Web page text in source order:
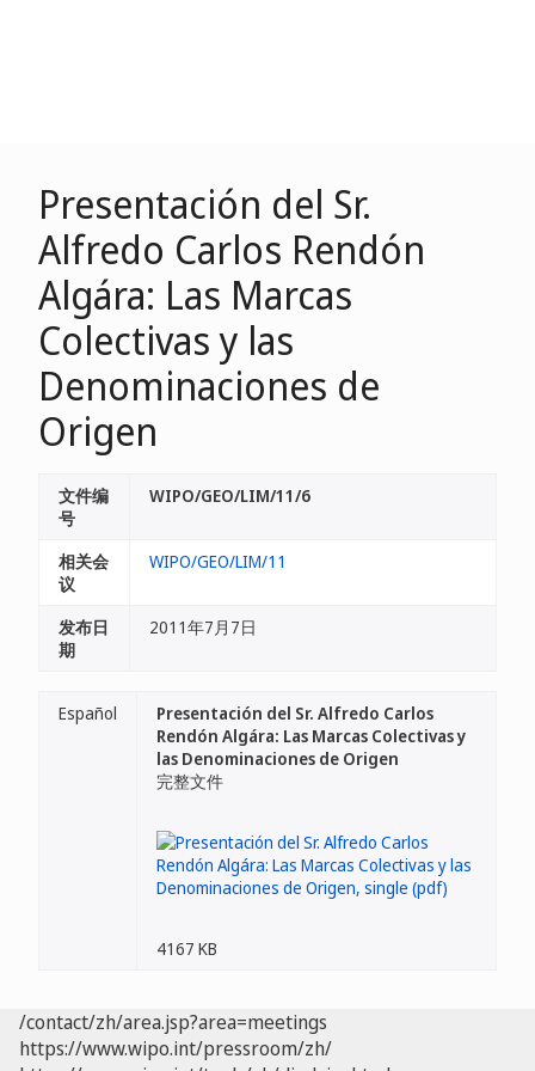
Presentación del Sr.
Alfredo Carlos Rendón
Algára: Las Marcas
Colectivas y las
Denominaciones de
Origen
文件编
号
WIPO/GEO/LIM/11/6
相关会
议
WIPO/GEO/LIM/11
发布日
期
2011年7月7日
Español
Presentación del Sr. Alfredo Carlos
Rendón Algára: Las Marcas Colectivas y
las Denominaciones de Origen
完整文件
4167 KB
/contact/zh/area.jsp?area=meetings
https://www.wipo.int/pressroom/zh/